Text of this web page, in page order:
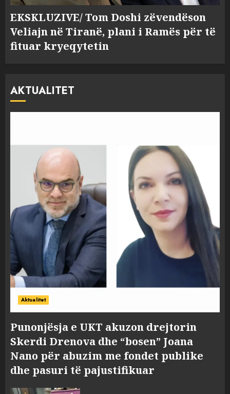
EKSKLUZIVE/ Tom Doshi zëvendëson
Veliajn në Tiranë, plani i Ramës për të
fituar kryeqytetin
AKTUALITET
Aktualitet
Punonjësja e UKT akuzon drejtorin
Skerdi Drenova dhe “bosen” Joana
Nano për abuzim me fondet publike
dhe pasuri të pajustifikuar